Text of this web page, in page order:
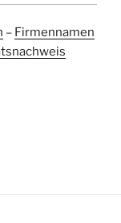
– Firmennamen